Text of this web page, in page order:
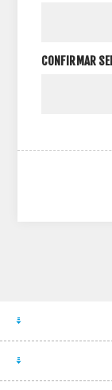
CONFIRMAR